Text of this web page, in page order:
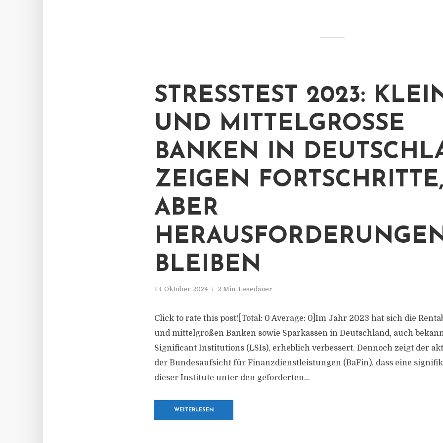
STRESSTEST 2023:
UND MITTELGROSSE B
ANKEN IN
EIGEN FORTSCHRITTE, A
BER H
ERAUSFORDERUNGEN
LEIBEN
13. Oktober 2024 2 Min. Lesedauer
Click to rate this post![Total: 0 Average: 0]Im Jahr 2023 hat sich die
und mittelgroßen Banken sowie Sparkassen in Deutschland, auch
Significant Institutions (LSIs), erheblich verbessert. Dennoch zeigt der
der Bundesaufsicht für Finanzdienstleistungen (BaFin), dass eine
dieser Institute unter den geforderten...
WEITERLESEN